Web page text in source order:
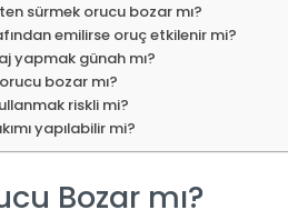
sürmek orucu bozar mı?
emilirse oruç etkilenir mi?
yapmak günah mı?
bozar mı?
riskli mi?
yapılabilir mi?
Bozar mı?